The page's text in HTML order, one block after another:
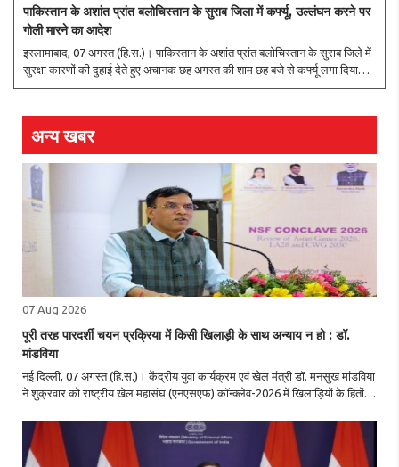
पाकिस्तान के अशांत प्रांत बलोचिस्तान के सुराब जिला में कर्फ्यू, उल्लंघन करने पर
गोली मारने का आदेश
इस्लामाबाद, 07 अगस्त (हि.स.)। पाकिस्तान के अशांत प्रांत बलोचिस्तान के सुराब जिले में
सुरक्षा कारणों की दुहाई देते हुए अचानक छह अगस्त की शाम छह बजे से कर्फ्यू लगा दिया
गया। यह आठ अगस्त की सुबह 8:00 बजे तक प्रभावी रहेगा। कर्फ्यू की घोषणा होते ही ..
अन्य खबर
07 Aug 2026
पूरी तरह पारदर्शी चयन प्रक्रिया में किसी खिलाड़ी के साथ अन्याय न हो : डॉ.
मांडविया
नई दिल्ली, 07 अगस्त (हि.स.)। केंद्रीय युवा कार्यक्रम एवं खेल मंत्री डॉ. मनसुख मांडविया
ने शुक्रवार को राष्ट्रीय खेल महासंघ (एनएसएफ) कॉन्क्लेव-2026 में खिलाड़ियों के हितों